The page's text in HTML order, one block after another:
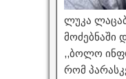
ლუკა
მოძებნაში
,,ბოლო
რომ